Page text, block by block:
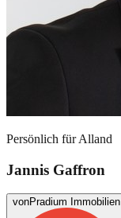
Persönlich fürAlland
Jannis Gaffron
vonPradium Immobilien